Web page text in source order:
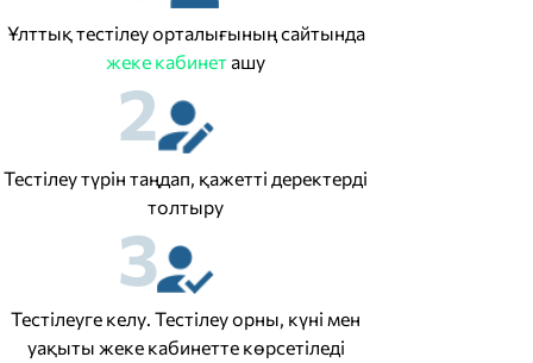
Ұлттық тестілеу орталығының сайтында
жеке кабинет ашу
2
Тестілеу түрін таңдап, қажетті деректерді
толтыру
3
Тестілеуге келу. Тестілеу орны, күні мен
уақыты жеке кабинетте көрсетіледі